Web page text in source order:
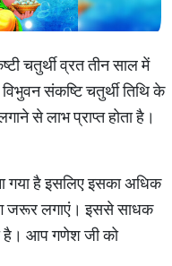
चतुर्थी व्रत तीन साल में
संकष्टि चतुर्थी तिथि के
से लाभ प्राप्त होता है।
गया है इसलिए इसका अधिक
जरूर लगाएं। इससे साधक
है। आप गणेश जी को